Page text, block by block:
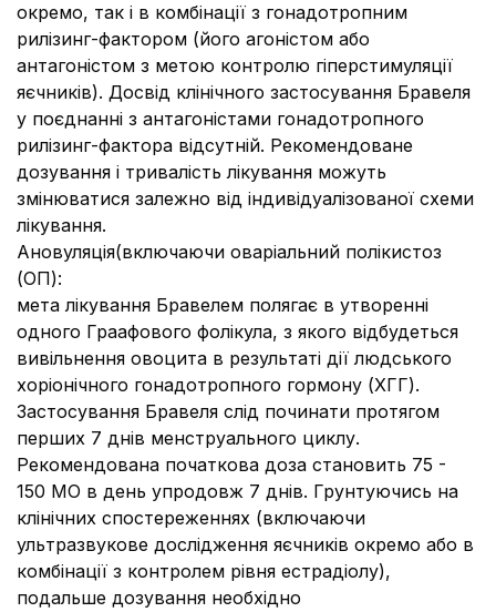
окремо, так і в комбінації з гонадотропним
рилізинг-фактором (його агоністом або
антагоністом з метою контролю гіперстимуляції
яєчників). Досвід клінічного застосування Бравеля
у поєднанні з антагоністами гонадотропного
рилізинг-фактора відсутній. Рекомендоване
дозування і тривалість лікування можуть
змінюватися залежно від індивідуалізованої схеми
лікування.
Ановуляція(включаючи оваріальний полікистоз
(ОП):
мета лікування Бравелем полягає в утворенні
одного Граафового фолікула, з якого відбудеться
вивільнення овоцита в результаті дії людського
хоріонічного гонадотропного гормону (ХГГ).
Застосування Бравеля слід починати протягом
перших 7 днів менструального циклу.
Рекомендована початкова доза становить 75 -
150 МО в день упродовж 7 днів. Грунтуючись на
клінічних спостереженнях (включаючи
ультразвукове дослідження яєчників окремо або в
комбінації з контролем рівня естрадіолу),
подальше дозування необхідно